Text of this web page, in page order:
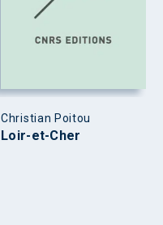
Christian Poitou
Loir-et-Cher